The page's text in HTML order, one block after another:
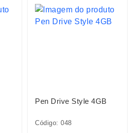
Pen Drive Style 4GB
Código: 048